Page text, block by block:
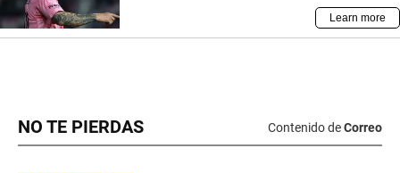
NO TE PIERDAS Contenido deCorreo